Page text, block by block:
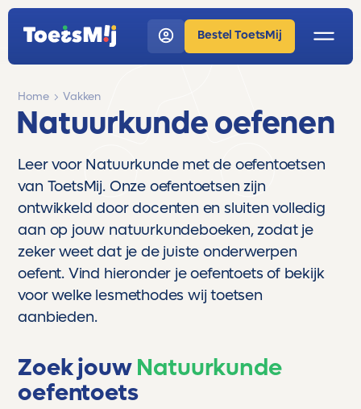
Bestel ToetsMij
Home Vakken
Natuurkunde oefenen
Leer voor Natuurkunde met de oefentoetsen
van ToetsMij. Onze oefentoetsen zijn
ontwikkeld door docenten en sluiten volledig
aan op jouw natuurkundeboeken, zodat je
zeker weet dat je de juiste onderwerpen
oefent. Vind hieronder je oefentoets of bekijk
voor welke lesmethodes wij toetsen
aanbieden.
Zoek jouwNatuurkunde
oefentoets